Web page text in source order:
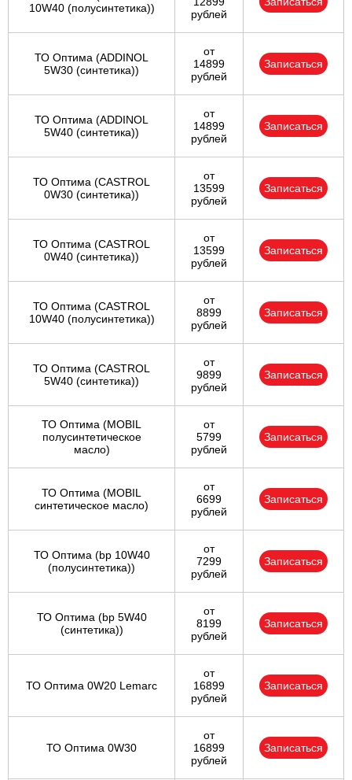
10W40 (полусинтетика))
рублей
ТО Оптима (ADDINOL
5W30 (синтетика))
от
14899
рублей
Записаться
ТО Оптима (ADDINOL
5W40 (синтетика))
от
14899
рублей
Записаться
ТО Оптима (CASTROL
0W30 (синтетика))
от
13599
рублей
Записаться
ТО Оптима (CASTROL
0W40 (синтетика))
от
13599
рублей
Записаться
ТО Оптима (CASTROL
10W40 (полусинтетика))
от
8899
рублей
Записаться
ТО Оптима (CASTROL
5W40 (синтетика))
от
9899
рублей
Записаться
ТО Оптима (MOBIL
полусинтетическое
масло)
от
5799
рублей
Записаться
ТО Оптима (MOBIL
синтетическое масло)
от
6699
рублей
Записаться
ТО Оптима (bp 10W40
(полусинтетика))
от
7299
рублей
Записаться
ТО Оптима (bp 5W40
(синтетика))
от
8199
рублей
Записаться
ТО Оптима 0W20 Lemarc
от
16899
рублей
Записаться
ТО Оптима 0W30
от
16899
рублей
Записаться